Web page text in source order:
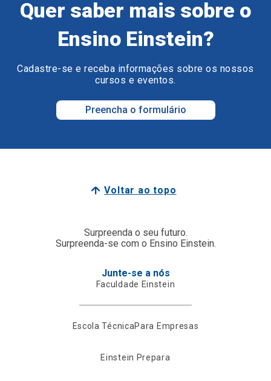
Quer saber mais sobre o
Ensino Einstein?
Cadastre-se e receba informações sobre os nossos
cursos e eventos.
Preencha o formulário
Voltar ao topo
Surpreenda o seu futuro.
Surpreenda-se com o Ensino Einstein.
Junte-se a nós
Faculdade Einstein
Escola TécnicaPara Empresas
Einstein Prepara